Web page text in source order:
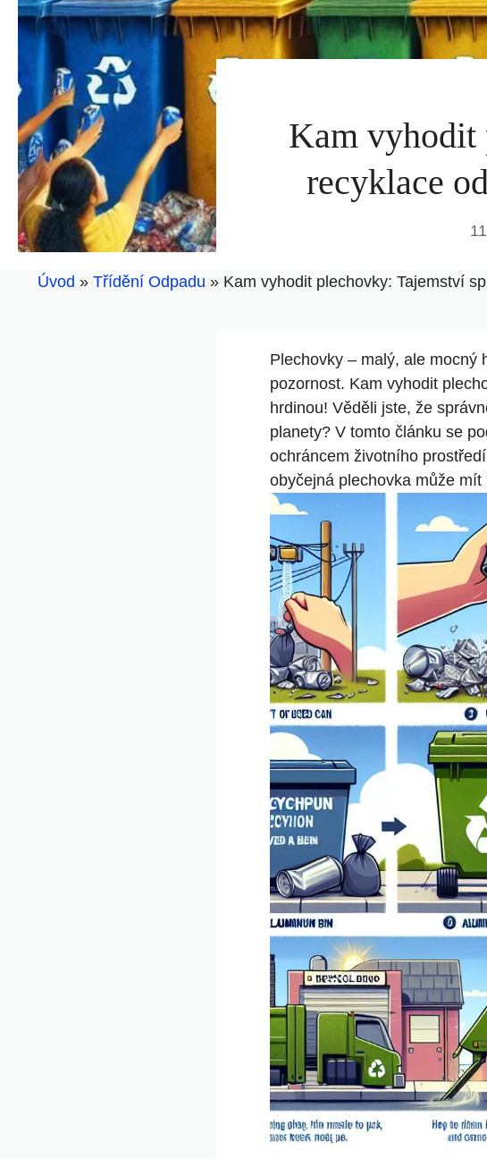
Kam vyhodit
recyklace
Úvod » Třídění Odpadu » Kam vyhodit plechovky: Tajemství
Plechovky – malý, ale mocný
pozornost. Kam vyhodit
hrdinou! Věděli jste, že
planety? V tomto článku se
ochráncem životního
obyčejná plechovka může mít